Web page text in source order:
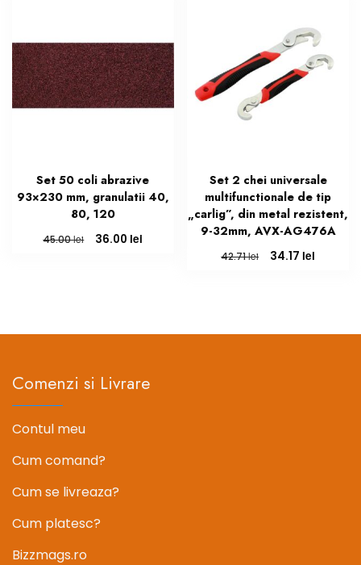
Set 50 coli abrazive
93×230 mm, granulatii 40,
80, 120
45.00lei
Prețul
36.00 lei
Set 2 chei universale
multifunctionale de tip
„carlig”, din metal rezistent,
9-32mm, AVX-AG476A
42.71lei
Prețul
34.17 lei
Comenzi si Livrare
Contul meu
Cum comand?
Cum se livreaza?
Cum platesc?
Bizzmags.ro